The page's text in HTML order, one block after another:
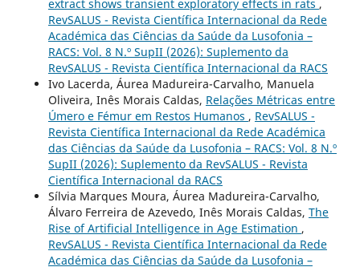
extract shows transient exploratory effects in rats ,
RevSALUS - Revista Científica Internacional da Rede
Académica das Ciências da Saúde da Lusofonia –
RACS: Vol. 8 N.º SupII (2026): Suplemento da
RevSALUS - Revista Científica Internacional da RACS
Ivo Lacerda, Áurea Madureira-Carvalho, Manuela
Oliveira, Inês Morais Caldas, Relações Métricas entre
Úmero e Fémur em Restos Humanos , RevSALUS -
Revista Científica Internacional da Rede Académica
das Ciências da Saúde da Lusofonia – RACS: Vol. 8 N.º
SupII (2026): Suplemento da RevSALUS - Revista
Científica Internacional da RACS
Sílvia Marques Moura, Áurea Madureira-Carvalho,
Álvaro Ferreira de Azevedo, Inês Morais Caldas, The
Rise of Artificial Intelligence in Age Estimation ,
RevSALUS - Revista Científica Internacional da Rede
Académica das Ciências da Saúde da Lusofonia –